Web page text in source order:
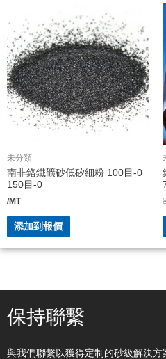
未分類
南非鉻鐵礦砂低矽細粉 100目-0
150目-0
/MT
添加到報價
保持聯繫
與我們聯繫以獲得定制的砂級解決方